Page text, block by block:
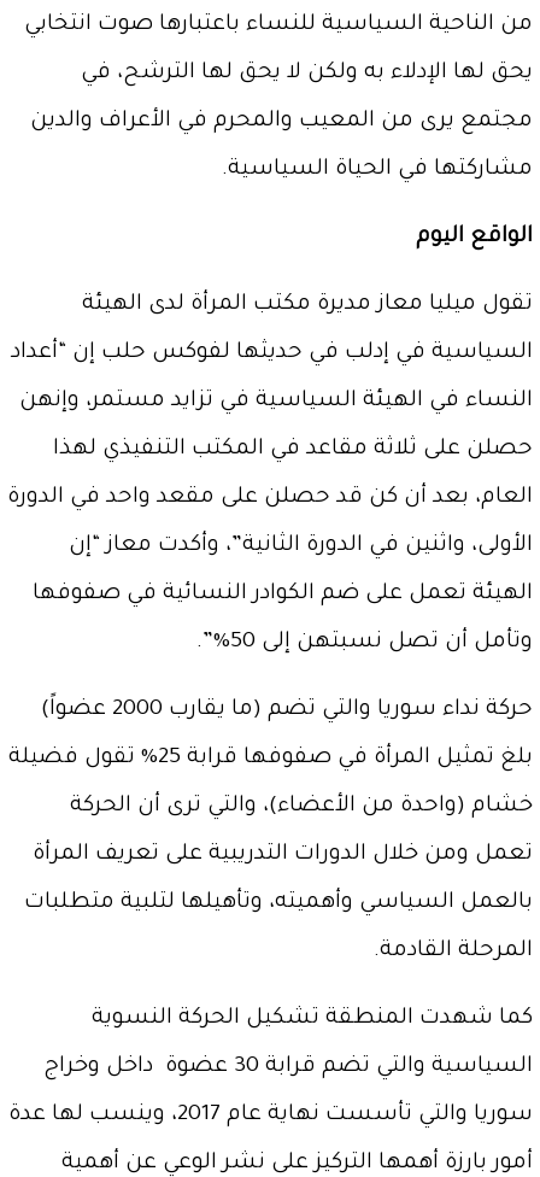
من الناحية السياسية للنساء باعتبارها صوت انتخابي
يحق لها الإدلاء به ولكن لا يحق لها الترشح، في
مجتمع يرى من المعيب والمحرم في الأعراف والدين
مشاركتها في الحياة السياسية.
الواقع اليوم
تقول ميليا معاز مديرة مكتب المرأة لدى الهيئة
السياسية في إدلب في حديثها لفوكس حلب إن “أعداد
النساء في الهيئة السياسية في تزايد مستمر، وإنهن
حصلن على ثلاثة مقاعد في المكتب التنفيذي لهذا
العام، بعد أن كن قد حصلن على مقعد واحد في الدورة
الأولى، واثنين في الدورة الثانية”، وأكدت معاز “إن
الهيئة تعمل على ضم الكوادر النسائية في صفوفها
وتأمل أن تصل نسبتهن إلى 50%”.
حركة نداء سوريا والتي تضم (ما يقارب 2000 عضواً)
بلغ تمثيل المرأة في صفوفها قرابة 25% تقول فضيلة
خشام (واحدة من الأعضاء)، والتي ترى أن الحركة
تعمل ومن خلال الدورات التدريبية على تعريف المرأة
بالعمل السياسي وأهميته، وتأهيلها لتلبية متطلبات
المرحلة القادمة.
كما شهدت المنطقة تشكيل الحركة النسوية
السياسية والتي تضم قرابة 30 عضوة داخل وخراج
سوريا والتي تأسست نهاية عام 2017، وينسب لها عدة
أمور بارزة أهمها التركيز على نشر الوعي عن أهمية